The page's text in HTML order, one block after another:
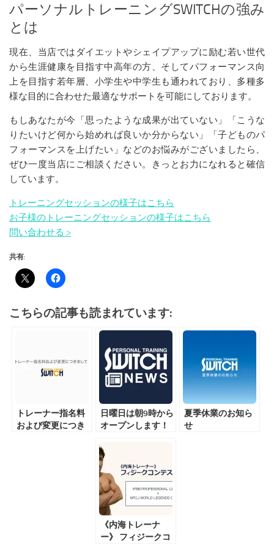
パーソナルトレーニングSWITCHの強み
とは
現在、当店ではダイエットやシェイプアップに励む若い世代
から生涯健康を目指す中高年の方、そしてパフォーマンス向
上を目指す若年層、小学生や中学生も通われており、多種多
様な目的に合わせた最適なサポートを可能にしております。
もしあなたが今「思ったような成果が出ていない」「こうな
りたいけど何から始めれば良いか分からない」「子どものパ
フォーマンスを上げたい」などのお悩みがございましたら、
ぜひ一度当店にご相談ください。きっとお力になれると確信
しています。
トレーニングセッションの様子はこちら
お子様のトレーニングセッションの様子はこちら
問い合わせる >
共有:
こちらの記事も読まれています:
トレーナー指名料
および変更につき
日曜日は朝9時から
オープンします！
夏季休業のお知ら
せ
《内海トレーナ
ー》 フィジークコ